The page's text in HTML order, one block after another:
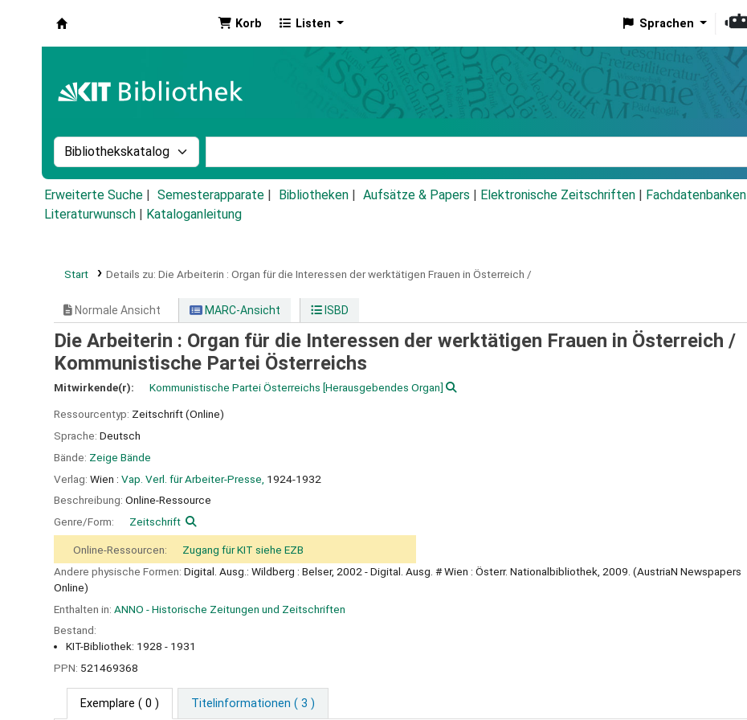
Korb Listen Sprachen
Suche im Katalog nach:
Erweiterte Suche Semesterapparate Bibliotheken Aufsätze & Papers Elektronische Zeitschriften Fachdatenbanken
Literaturwunsch
Kataloganleitung
Start Details zu: Die Arbeiterin : Organ für die Interessen der werktätigen Frauen in Österreich /
Normale Ansicht MARC-Ansicht ISBD
Die Arbeiterin : Organ für die Interessen der werktätigen Frauen in Österreich /
Kommunistische Partei Österreichs
Mitwirkende(r): Kommunistische Partei Österreichs [Herausgebendes Organ]
Ressourcentyp: Zeitschrift (Online)
Sprache: Deutsch
Bände: Zeige Bände
Verlag: Wien : Vap. Verl. für Arbeiter-Presse, 1924-1932
Beschreibung: Online-Ressource
Genre/Form:
Zeitschrift
Online-Ressourcen:
Zugang für KIT siehe EZB
Andere physische Formen: Digital. Ausg.: Wildberg : Belser, 2002 - Digital. Ausg. # Wien : Österr. Nationalbibliothek, 2009. (AustriaN Newspapers
Online)
Enthalten in: ANNO - Historische Zeitungen und Zeitschriften
Bestand:
KIT-Bibliothek: 1928 - 1931
PPN: 521469368
Exemplare ( 0 ) Titelinformationen ( 3 )